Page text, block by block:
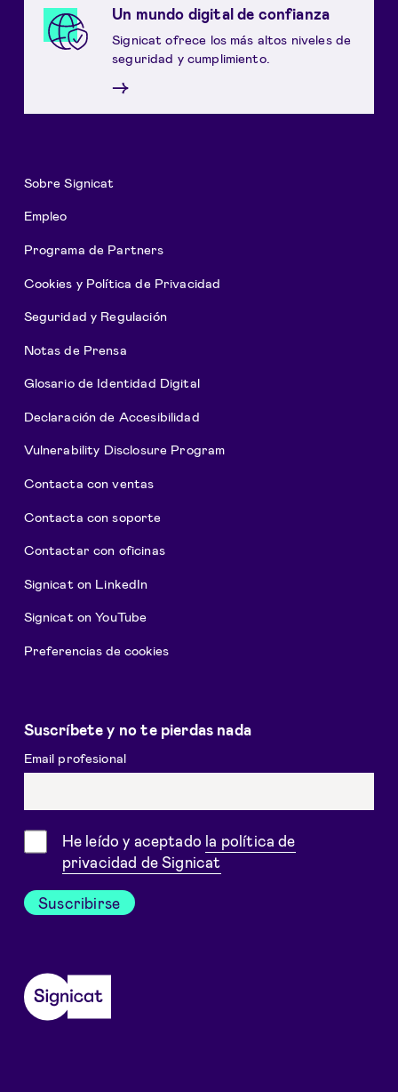
Un mundo digital de confianza
Signicat ofrece los más altos niveles de
seguridad y cumplimiento.
→
Sobre Signicat
Empleo
Programa de Partners
Cookies y Política de Privacidad
Seguridad y Regulación
Notas de Prensa
Glosario de Identidad Digital
Declaración de Accesibilidad
Vulnerability Disclosure Program
Contacta con ventas
Contacta con soporte
Contactar con oficinas
Signicat on LinkedIn
Signicat on YouTube
Preferencias de cookies
Suscríbete y no te pierdas nada
Email profesional
Consentimiento
He leído y aceptado la política de
privacidad de Signicat
Suscribirse